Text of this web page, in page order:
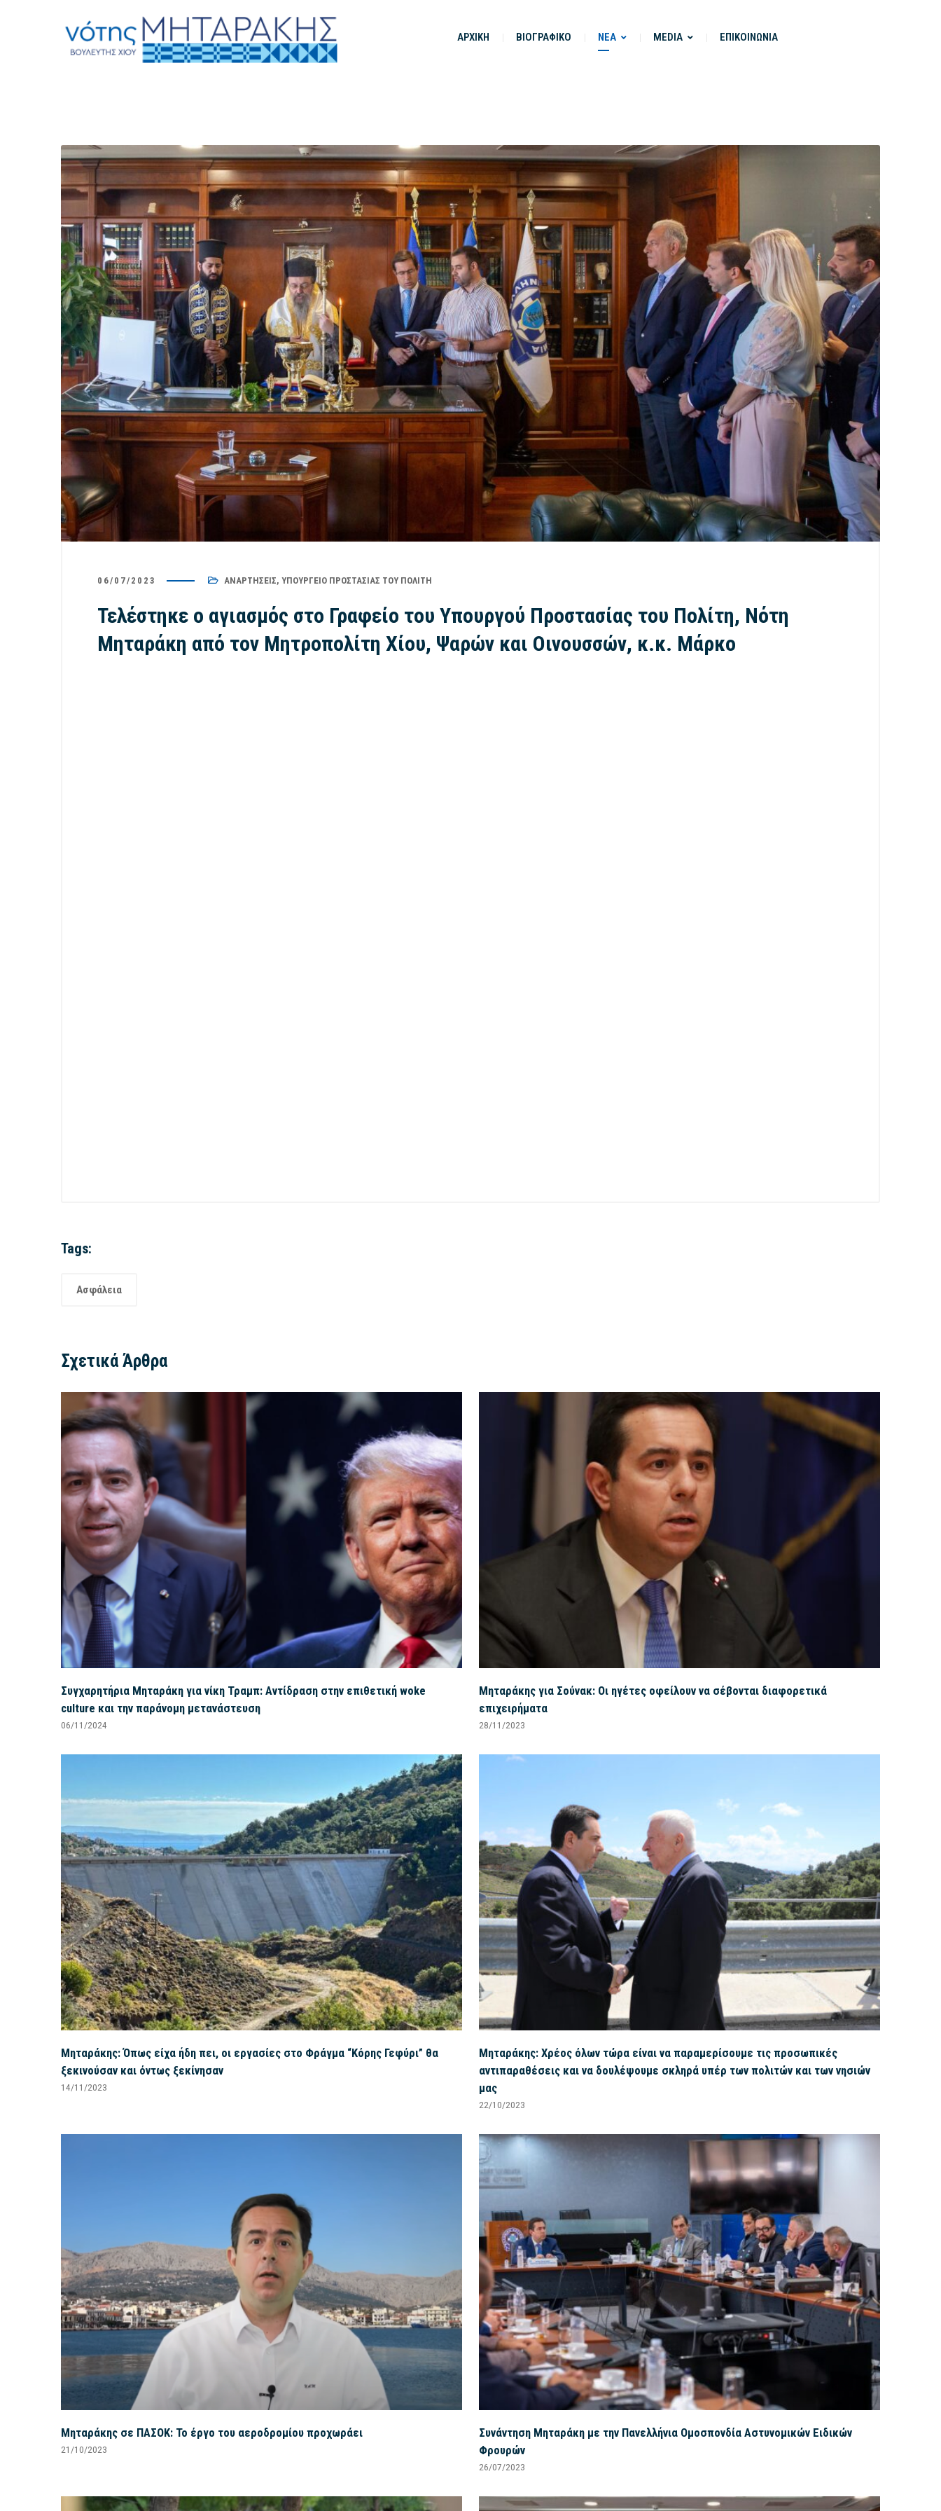
ΑΡΧΙΚΗ ΒΙΟΓΡΑΦΙΚΟ ΝΕΑ MEDIA ΕΠΙΚΟΙΝΩΝΙΑ
06/07/2023 ΑΝΑΡΤΉΣΕΙΣ, ΥΠΟΥΡΓΕΊΟ ΠΡΟΣΤΑΣΊΑΣ ΤΟΥ ΠΟΛΊΤΗ
Τελέστηκε ο αγιασμός στο Γραφείο του Υπουργού Προστασίας του Πολίτη, Νότη
Μηταράκη από τον Μητροπολίτη Χίου, Ψαρών και Οινουσσών, κ.κ. Μάρκο
Tags:
Ασφάλεια
Σχετικά Άρθρα
Συγχαρητήρια Μηταράκη για νίκη Τραμπ: Αντίδραση στην επιθετική woke
culture και την παράνομη μετανάστευση
06/11/2024
Μηταράκης για Σούνακ: Οι ηγέτες οφείλουν να σέβονται διαφορετικά
επιχειρήματα
28/11/2023
Μηταράκης: Όπως είχα ήδη πει, οι εργασίες στο Φράγμα “Κόρης Γεφύρι” θα
ξεκινούσαν και όντως ξεκίνησαν
14/11/2023
Μηταράκης: Χρέος όλων τώρα είναι να παραμερίσουμε τις προσωπικές
αντιπαραθέσεις και να δουλέψουμε σκληρά υπέρ των πολιτών και των νησιών
μας
22/10/2023
Μηταράκης σε ΠΑΣΟΚ: Το έργο του αεροδρομίου προχωράει
21/10/2023
Συνάντηση Μηταράκη με την Πανελλήνια Ομοσπονδία Αστυνομικών Ειδικών
Φρουρών
26/07/2023